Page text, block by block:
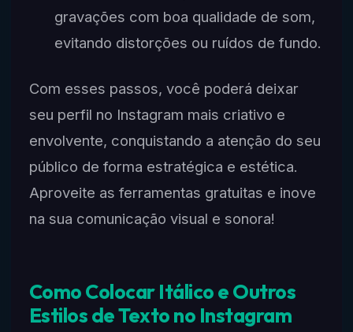
gravações com boa qualidade de som,
evitando distorções ou ruídos de fundo.
Com esses passos, você poderá deixar
seu perfil no Instagram mais criativo e
envolvente, conquistando a atenção do seu
público de forma estratégica e estética.
Aproveite as ferramentas gratuitas e inove
na sua comunicação visual e sonora!
Como Colocar Itálico e Outros
Estilos de Texto no Instagram